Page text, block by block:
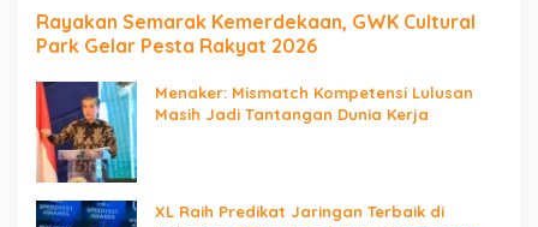
Rayakan Semarak Kemerdekaan, GWK Cultural
Park Gelar Pesta Rakyat 2026
Menaker: Mismatch Kompetensi Lulusan
Masih Jadi Tantangan Dunia Kerja
XL Raih Predikat Jaringan Terbaik di